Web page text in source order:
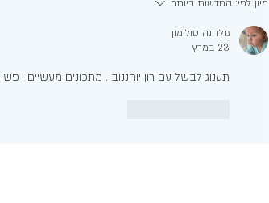
מיון לפי: החדשות ביותר
גולדינה סולומון
23 במרץ
תענוג לבשל עם רון יוחננוב . מתכונים מעשיים , פשוטים